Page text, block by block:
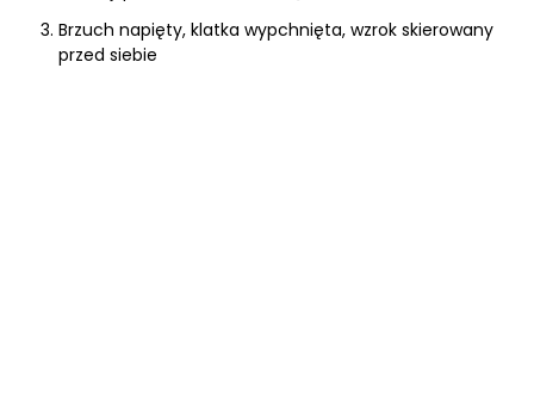
Brzuch napięty, klatka wypchnięta, wzrok skierowany
przed siebie